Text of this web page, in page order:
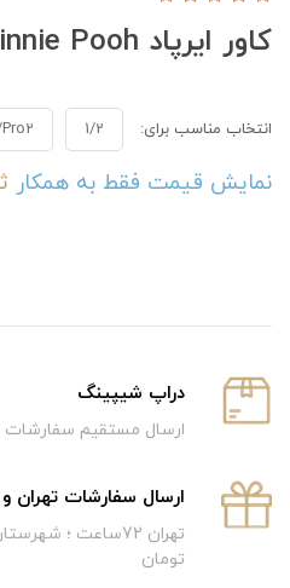
کاور ایرپاد Winnie Pooh پروتزی A1238
انتخاب مناسب برای: 1/2
نمایش قیمت فقط به همکار
دراپ شیپینگ
ارسال مستقیم سفارشات
ارسال سفارشات تهران
تومان